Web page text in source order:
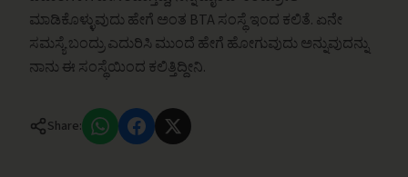
ಮಾಡಿಕೊಳ್ಳುವುದು ಹೇಗೆ ಅಂತ BTA ಸಂಸ್ಥೆ ಇಂದ ಕಲಿತೆ. ಏನೇ
ಸಮಸ್ಯೆ ಬಂದ್ರು ಎದುರಿಸಿ ಮುಂದೆ ಹೇಗೆ ಹೋಗುವುದು ಅನ್ನುವುದನ್ನು
ನಾನು ಈ ಸಂಸ್ಥೆಯಿಂದ ಕಲಿತ್ತಿದ್ದೀನಿ.
Share: